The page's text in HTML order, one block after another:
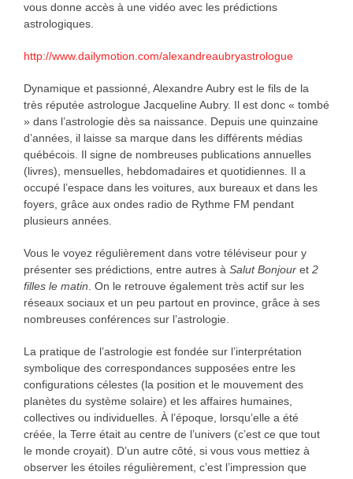
vous donne accès à une vidéo avec les prédictions
astrologiques.
http://www.dailymotion.com/alexandreaubryastrologue
Dynamique et passionné, Alexandre Aubry est le fils de la
très réputée astrologue Jacqueline Aubry. Il est donc « tombé
» dans l’astrologie dès sa naissance. Depuis une quinzaine
d’années, il laisse sa marque dans les différents médias
québécois. Il signe de nombreuses publications annuelles
(livres), mensuelles, hebdomadaires et quotidiennes. Il a
occupé l’espace dans les voitures, aux bureaux et dans les
foyers, grâce aux ondes radio de Rythme FM pendant
plusieurs années.
Vous le voyez régulièrement dans votre téléviseur pour y
présenter ses prédictions, entre autres à Salut Bonjouret 2
filles le matin. On le retrouve également très actif sur les
réseaux sociaux et un peu partout en province, grâce à ses
nombreuses conférences sur l’astrologie.
La pratique de l’astrologie est fondée sur l’interprétation
symbolique des correspondances supposées entre les
configurations célestes (la position et le mouvement des
planètes du système solaire) et les affaires humaines,
collectives ou individuelles. À l’époque, lorsqu’elle a été
créée, la Terre était au centre de l’univers (c’est ce que tout
le monde croyait). D’un autre côté, si vous vous mettiez à
observer les étoiles régulièrement, c’est l’impression que